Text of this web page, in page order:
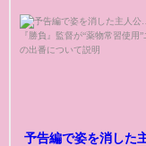
予告編で姿を消した